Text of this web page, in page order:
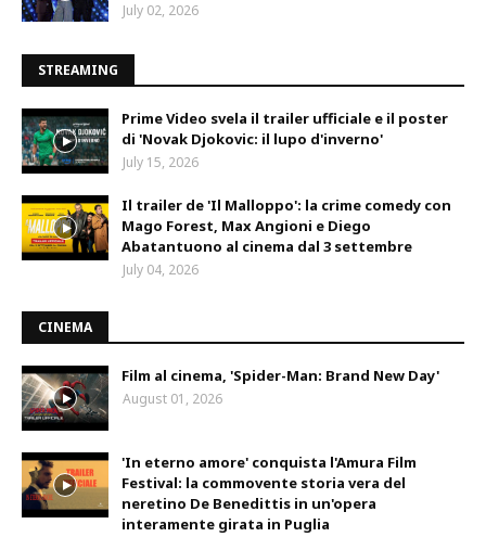
July 02, 2026
STREAMING
Prime Video svela il trailer ufficiale e il poster
di 'Novak Djokovic: il lupo d'inverno'
July 15, 2026
Il trailer de 'Il Malloppo': la crime comedy con
Mago Forest, Max Angioni e Diego
Abatantuono al cinema dal 3 settembre
July 04, 2026
CINEMA
Film al cinema, 'Spider-Man: Brand New Day'
August 01, 2026
'In eterno amore' conquista l'Amura Film
Festival: la commovente storia vera del
neretino De Benedittis in un'opera
interamente girata in Puglia